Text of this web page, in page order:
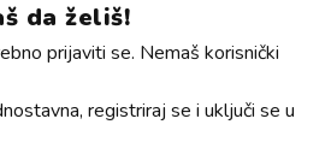
da želiš!
prijaviti se. Nemaš korisnički
registriraj se i uključi se u